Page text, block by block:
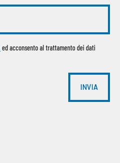
ed acconsento al trattamento dei dati
INVIA